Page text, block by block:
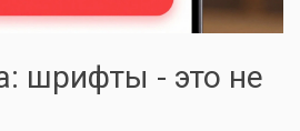
шрифты - это не